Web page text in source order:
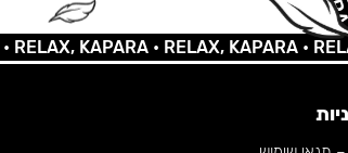
KAPARA •RELAX, KAPARA •RELAX,